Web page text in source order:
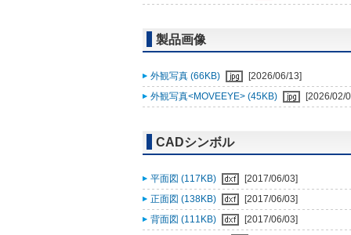
製品画像
外観写真 (66KB)
[2026/06/13]
外観写真<MOVEEYE> (45KB)
[2026/02/
CADシンボル
平面図 (117KB)
[2017/06/03]
正面図 (138KB)
[2017/06/03]
背面図 (111KB)
[2017/06/03]